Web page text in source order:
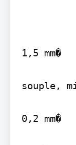
1,5 mm�
souple,
0,2 mm�